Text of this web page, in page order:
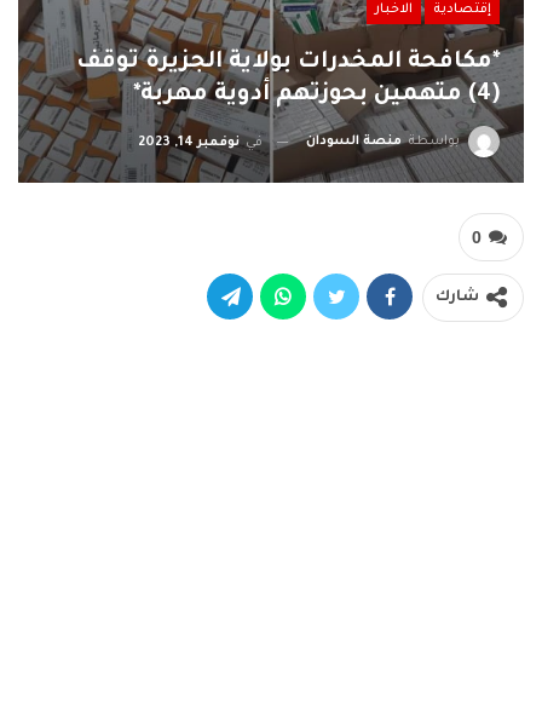
إقتصادية الاخبار
*مكافحة المخدرات بولاية الجزيرة توقف
(4) متهمين بحوزتهم أدوية مهربة*
بواسطةمنصة السودان فينوفمبر 14, 2023
0
شارك